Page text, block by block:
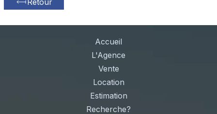
Retour
Accueil
L'Agence
Vente
Location
Estimation
Recherche?